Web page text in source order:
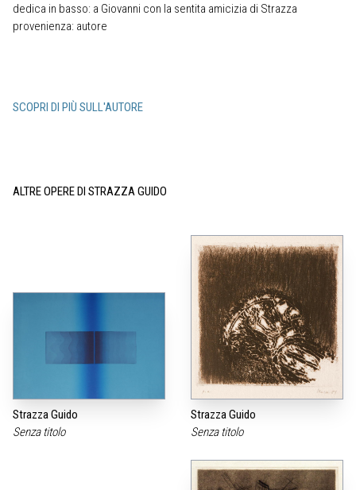
dedica in basso: a Giovanni con la sentita amicizia di Strazza
provenienza: autore
SCOPRI DI PIÙ SULL'AUTORE
ALTRE OPERE DI STRAZZA GUIDO
Strazza Guido
Senza titolo
Strazza Guido
Senza titolo